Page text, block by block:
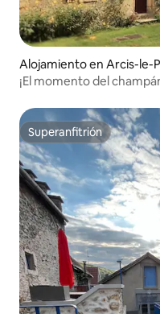
Alojamiento en Arcis-le-
¡El momento del
Superanfitrión
Superanfitrión